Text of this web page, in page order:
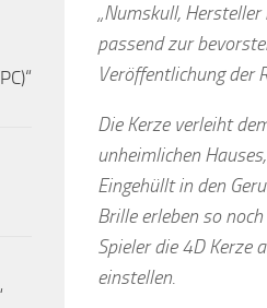
„Numskull,
passend zur
Veröffentlichung der
Die Kerze verleiht
unheimlichen
Eingehüllt in den
Brille erleben so
Spieler die 4D Kerze
einstellen.